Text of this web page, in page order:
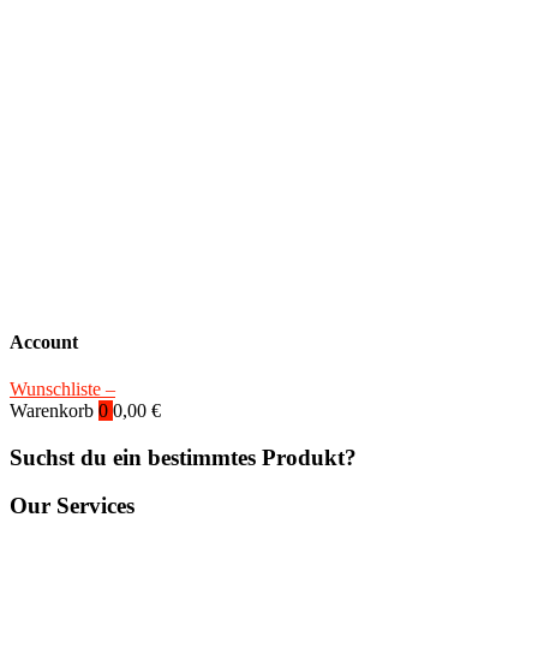
Account
Wunschliste –
Warenkorb 0 0,00 €
Suchst du ein bestimmtes Produkt?
Our Services